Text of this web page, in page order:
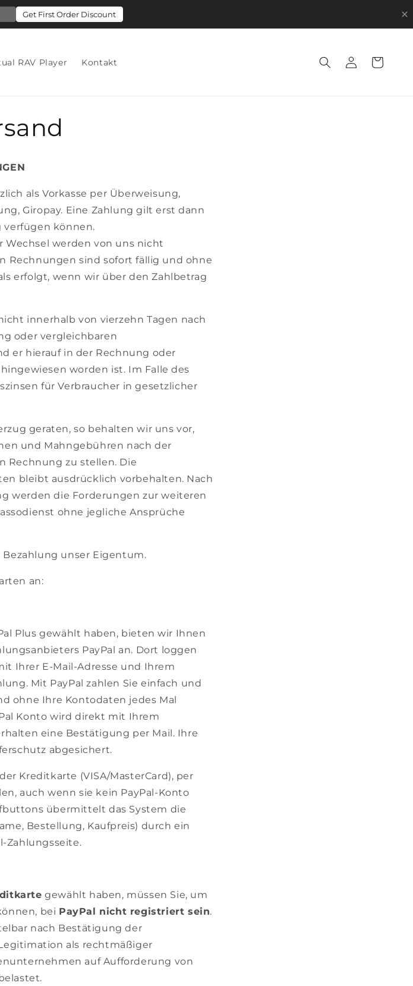
RAV Player Kontakt EinloggenWarenkorb
als Vorkasse per Überweisung,
Giropay. Eine Zahlung gilt erst dann
verfügen können.
Wechsel werden von uns nicht
Rechnungen sind sofort fällig und ohne
erfolgt, wenn wir über den Zahlbetrag
innerhalb von vierzehn Tagen nach
oder vergleichbaren
er hierauf in der Rechnung oder
worden ist. Im Falle des
für Verbraucher in gesetzlicher
geraten, so behalten wir uns vor,
und Mahngebühren nach der
Rechnung zu stellen. Die
bleibt ausdrücklich vorbehalten. Nach
werden die Forderungen zur weiteren
ohne jegliche Ansprüche
unser Eigentum.
an:
Plus gewählt haben, bieten wir Ihnen
PayPal an. Dort loggen
Ihrer E-Mail-Adresse und Ihrem
Mit PayPal zahlen Sie einfach und
ohne Ihre Kontodaten jedes Mal
Konto wird direkt mit Ihrem
eine Bestätigung per Mail. Ihre
abgesichert.
Kreditkarte (VISA/MasterCard), per
auch wenn sie kein PayPal-Konto
übermittelt das System die
Bestellung, Kaufpreis) durch ein
Zahlungsseite.
gewählt haben, müssen Sie, um
bei PayPal nicht registriert sein.
nach Bestätigung der
als rechtmäßiger
auf Aufforderung von